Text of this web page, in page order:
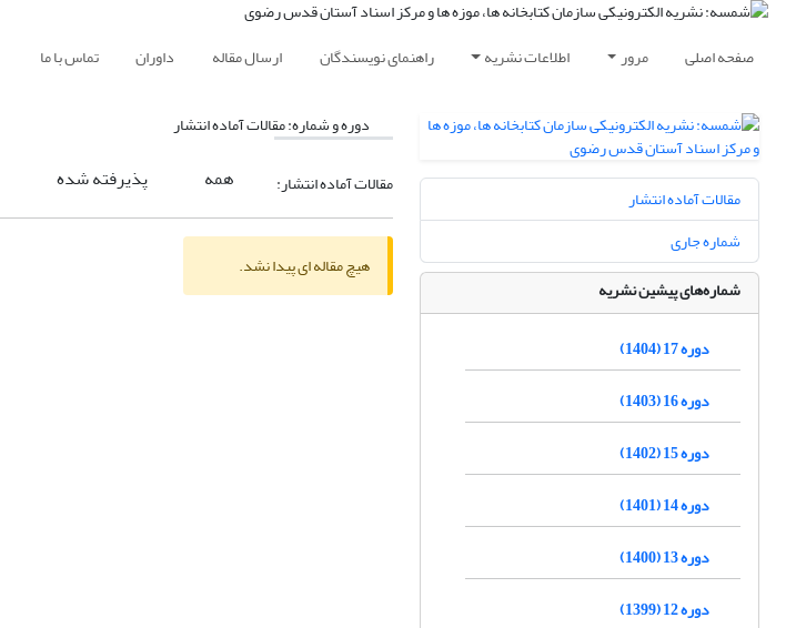
صفحه اصلی مرور اطلاعات نشریه راهنمای نویسندگان ارسال مقاله داوران تماس با ما
دوره و شماره:مقالات آماده انتشار
مقالات آماده انتشار:
همه پذیرفته شده
هیچ مقاله ای پیدا نشد.
مقالات آماده انتشار
شماره جاری
شماره‌های پیشین نشریه
دوره 17 (1404)
دوره 16 (1403)
دوره 15 (1402)
دوره 14 (1401)
دوره 13 (1400)
دوره 12 (1399)